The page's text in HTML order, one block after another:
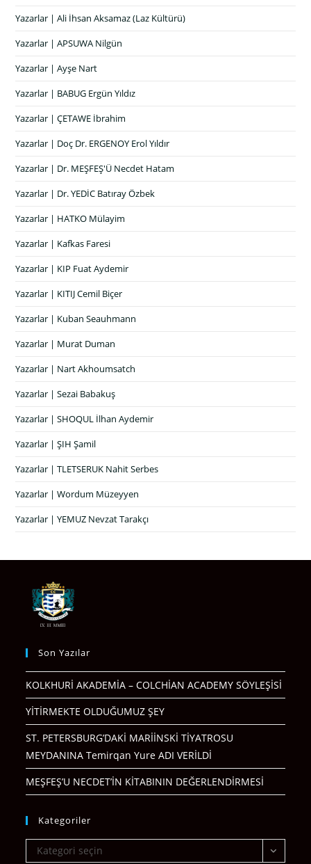
Yazarlar | Ali İhsan Aksamaz (Laz Kültürü)
Yazarlar | APSUWA Nilgün
Yazarlar | Ayşe Nart
Yazarlar | BABUG Ergün Yıldız
Yazarlar | ÇETAWE İbrahim
Yazarlar | Doç Dr. ERGENOY Erol Yıldır
Yazarlar | Dr. MEŞFEŞ'Ü Necdet Hatam
Yazarlar | Dr. YEDİC Batıray Özbek
Yazarlar | HATKO Mülayim
Yazarlar | Kafkas Faresi
Yazarlar | KIP Fuat Aydemir
Yazarlar | KITIJ Cemil Biçer
Yazarlar | Kuban Seauhmann
Yazarlar | Murat Duman
Yazarlar | Nart Akhoumsatch
Yazarlar | Sezai Babakuş
Yazarlar | SHOQUL İlhan Aydemir
Yazarlar | ŞIH Şamil
Yazarlar | TLETSERUK Nahit Serbes
Yazarlar | Wordum Müzeyyen
Yazarlar | YEMUZ Nevzat Tarakçı
Son Yazılar
KOLKHURİ AKADEMİA – COLCHİAN ACADEMY SÖYLEŞİSİ
YİTİRMEKTE OLDUĞUMUZ ŞEY
ST. PETERSBURG’DAKİ MARİİNSKİ TİYATROSU
MEYDANINA Temirqan Yure ADI VERİLDİ
MEŞFEŞ’U NECDET’İN KİTABININ DEĞERLENDİRMESİ
Kategoriler
Kategoriler
Kategori seçin